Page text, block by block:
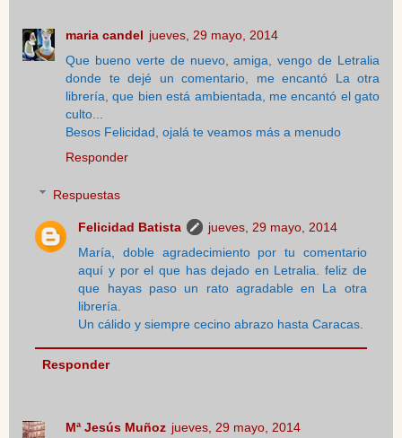
maria candel jueves, 29 mayo, 2014
Que bueno verte de nuevo, amiga, vengo de Letralia
donde te dejé un comentario, me encantó La otra
librería, que bien está ambientada, me encantó el gato
culto...
Besos Felicidad, ojalá te veamos más a menudo
Responder
Respuestas
Felicidad Batista
jueves, 29 mayo, 2014
María, doble agradecimiento por tu comentario
aquí y por el que has dejado en Letralia. feliz de
que hayas paso un rato agradable en La otra
librería.
Un cálido y siempre cecino abrazo hasta Caracas.
Responder
Mª Jesús Muñoz jueves, 29 mayo, 2014